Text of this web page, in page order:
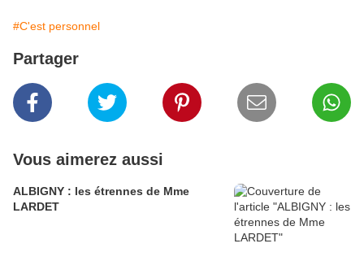
#C'est personnel
Partager
Vous aimerez aussi
ALBIGNY : les étrennes de Mme
LARDET